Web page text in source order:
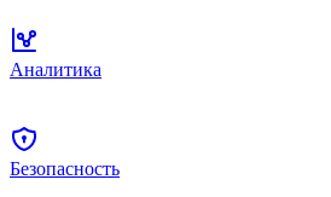
Аналитика
Безопасность